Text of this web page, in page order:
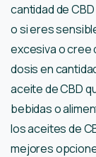
cantidad de
o si eres
excesiva o cree
dosis en
aceite de CBD
bebidas o
los aceites de
mejores